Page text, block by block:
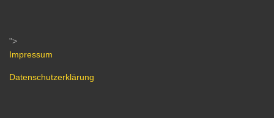
">
Impressum
Datenschutzerklärung